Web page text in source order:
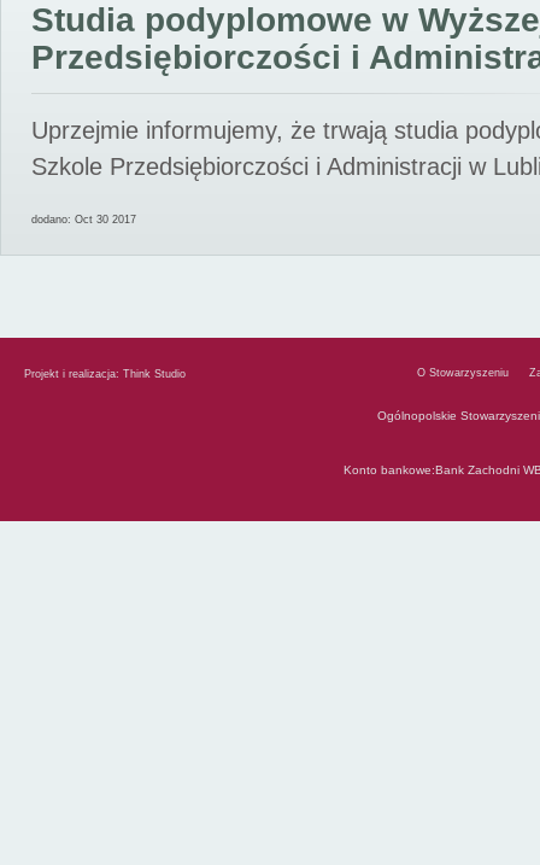
Studia podyplomowe w
Przedsiębiorczości i
Uprzejmie informujemy, że trwają studia
Szkole Przedsiębiorczości i Administracji w
dodano: Oct 30 2017
Projekt i realizacja: Think Studio O Stowarzyszeniu
Ogólnopolskie
Konto bankowe:Bank Zachodni